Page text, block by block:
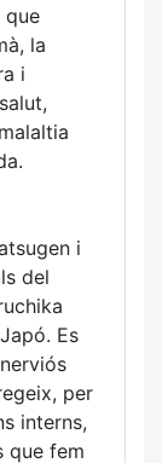
que
la
i
i
del
Es
per
interns,
que fem